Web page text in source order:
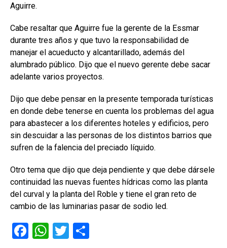
Aguirre.
Cabe resaltar que Aguirre fue la gerente de la Essmar
durante tres años y que tuvo la responsabilidad de
manejar el acueducto y alcantarillado, además del
alumbrado público. Dijo que el nuevo gerente debe sacar
adelante varios proyectos.
Dijo que debe pensar en la presente temporada turísticas
en donde debe tenerse en cuenta los problemas del agua
para abastecer a los diferentes hoteles y edificios, pero
sin descuidar a las personas de los distintos barrios que
sufren de la falencia del preciado líquido.
Otro tema que dijo que deja pendiente y que debe dársele
continuidad las nuevas fuentes hídricas como las planta
del curval y la planta del Roble y tiene el gran reto de
cambio de las luminarias pasar de sodio led.
F
W T